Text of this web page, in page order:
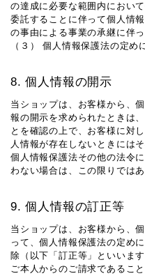
の達成に必要な範囲内におい
委託することに伴って個人情
の事由による事業の承継に伴
（３） 個人情報保護法の定め
8. 個人情報の開示
当ショップは、お客様から、
報の開示を求められたときは
とを確認の上で、お客様に対
人情報が存在しないときには
個人情報保護法その他の法令
わない場合は、この限りではあ
9. 個人情報の訂正等
当ショップは、お客様から、
って、個人情報保護法の定め
除（以下「訂正等」といいま
ご本人からのご請求であるこ